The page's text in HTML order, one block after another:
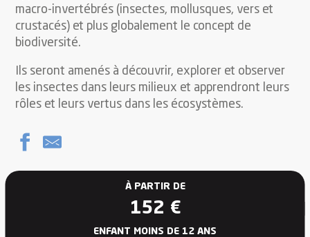
macro-invertébrés (insectes, mollusques, vers et
crustacés) et plus globalement le concept de
biodiversité.
Ils seront amenés à découvrir, explorer et observer
les insectes dans leurs milieux et apprendront leurs
rôles et leurs vertus dans les écosystèmes.
À PARTIR DE
152 €
ENFANT MOINS DE 12 ANS